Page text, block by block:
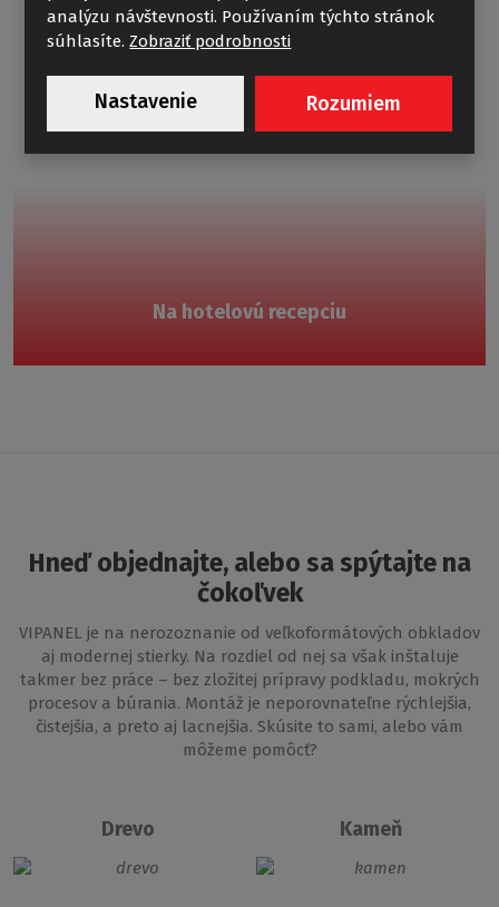
Na hotelovú recepciu
Hneď objednajte, alebo sa spýtajte na
čokoľvek
VIPANEL je na nerozoznanie od veľkoformátových obkladov
aj modernej stierky. Na rozdiel od nej sa však inštaluje
takmer bez práce – bez zložitej prípravy podkladu, mokrých
procesov a búrania. Montáž je neporovnateľne rýchlejšia,
čistejšia, a preto aj lacnejšia. Skúsite to sami, alebo vám
môžeme pomôcť?
Drevo Kameň
analýzu návštevnosti. Používaním týchto stránok
súhlasíte.Zobraziť podrobnosti
Nastavenie Rozumiem